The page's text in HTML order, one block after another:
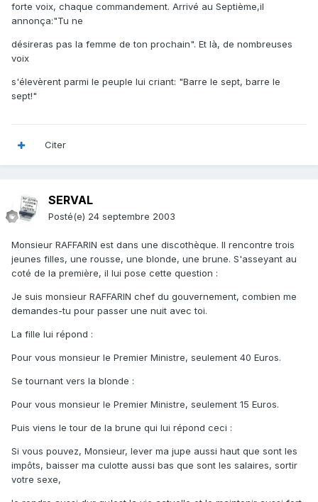
forte voix, chaque commandement. Arrivé au Septième,il
annonça:"Tu ne
désireras pas la femme de ton prochain". Et là, de nombreuses
voix
s'élevèrent parmi le peuple lui criant: "Barre le sept, barre le
sept!"
Citer
SERVAL
Posté(e) 24 septembre 2003
Monsieur RAFFARIN est dans une discothèque. Il rencontre trois
jeunes filles, une rousse, une blonde, une brune. S'asseyant au
coté de la première, il lui pose cette question :
Je suis monsieur RAFFARIN chef du gouvernement, combien me
demandes-tu pour passer une nuit avec toi.
La fille lui répond :
Pour vous monsieur le Premier Ministre, seulement 40 Euros.
Se tournant vers la blonde :
Pour vous monsieur le Premier Ministre, seulement 15 Euros.
Puis viens le tour de la brune qui lui répond ceci :
Si vous pouvez, Monsieur, lever ma jupe aussi haut que sont les
impôts, baisser ma culotte aussi bas que sont les salaires, sortir
votre sexe,